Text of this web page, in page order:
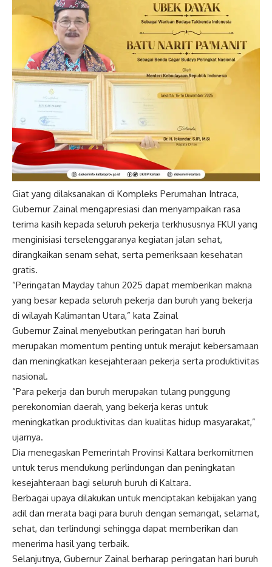
Giat yang dilaksanakan di Kompleks Perumahan Intraca,
Gubernur Zainal mengapresiasi dan menyampaikan rasa
terima kasih kepada seluruh pekerja terkhususnya FKUI yang
menginisiasi terselenggaranya kegiatan jalan sehat,
dirangkaikan senam sehat, serta pemeriksaan kesehatan
gratis.
“Peringatan Mayday tahun 2025 dapat memberikan makna
yang besar kepada seluruh pekerja dan buruh yang bekerja
di wilayah Kalimantan Utara,” kata Zainal
Gubernur Zainal menyebutkan peringatan hari buruh
merupakan momentum penting untuk merajut kebersamaan
dan meningkatkan kesejahteraan pekerja serta produktivitas
nasional.
“Para pekerja dan buruh merupakan tulang punggung
perekonomian daerah, yang bekerja keras untuk
meningkatkan produktivitas dan kualitas hidup masyarakat,”
ujarnya.
Dia menegaskan Pemerintah Provinsi Kaltara berkomitmen
untuk terus mendukung perlindungan dan peningkatan
kesejahteraan bagi seluruh buruh di Kaltara.
Berbagai upaya dilakukan untuk menciptakan kebijakan yang
adil dan merata bagi para buruh dengan semangat, selamat,
sehat, dan terlindungi sehingga dapat memberikan dan
menerima hasil yang terbaik.
Selanjutnya, Gubernur Zainal berharap peringatan hari buruh